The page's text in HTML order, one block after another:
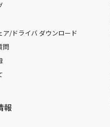
ア/ドライバ ダウンロード
問
報